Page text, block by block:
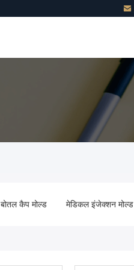
बोतल कैप मोल्ड मेडिकल इंजेक्शन मोल्ड